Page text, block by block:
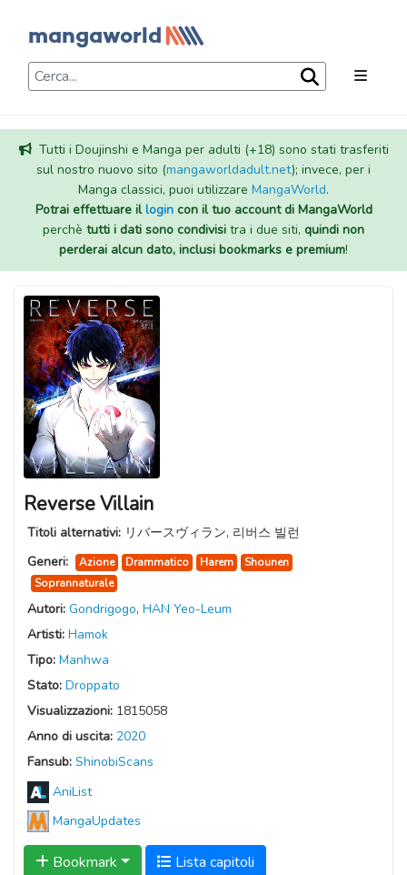
Tutti i Doujinshi e Manga per adulti (+18) sono stati trasferiti
sul nostro nuovo sito (mangaworldadult.net); invece, per i
Manga classici, puoi utilizzare MangaWorld.
Potrai effettuare illogincon il tuo account di MangaWorld
perchè tutti i dati sono condivisi tra i due siti, quindi non
perderai alcun dato, inclusi bookmarks e premium!
Reverse Villain
Titoli alternativi: リバースヴィラン, 리버스 빌런
Generi:
Azione Drammatico Harem
Shounen
Soprannaturale
Autori: Gondrigogo, HAN Yeo-Leum
Artisti: Hamok
Tipo: Manhwa
Stato: Droppato
Visualizzazioni: 1815058
Anno di uscita: 2020
Fansub: ShinobiScans
AniList
MangaUpdates
Bookmark
Lista capitoli